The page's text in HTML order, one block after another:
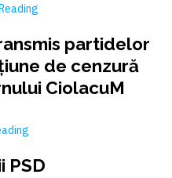
partidelor
de cenzură
CiolacuM
PSD